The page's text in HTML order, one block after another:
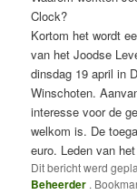
Clock?
Kortom het wordt
van het Joodse
dinsdag 19 april in
Winschoten.
interesse voor de
welkom is. De
euro. Leden van
Dit bericht werd
Beheerder .